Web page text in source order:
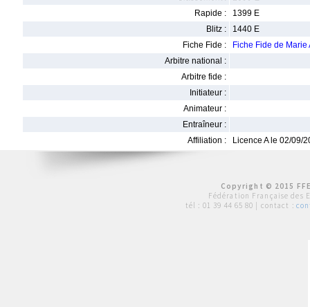
Rapide :
1399 E
Blitz :
1440 E
Fiche Fide :
Fiche Fide de Marie
Arbitre national :
Arbitre fide :
Initiateur :
Animateur :
Entraîneur :
Affiliation :
Licence A le 02/09/
Copyright © 2015
Fédération Française des
tél : 01 39 44 65 80 | contact :